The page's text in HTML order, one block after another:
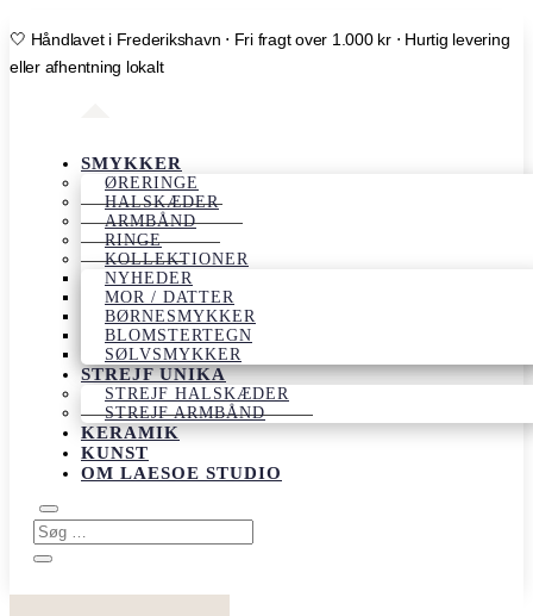
🤍 Håndlavet i Frederikshavn ⋅ Fri fragt over 1.000 kr ⋅ Hurtig levering
eller afhentning lokalt
SMYKKER
ØRERINGE
HALSKÆDER
ARMBÅND
RINGE
KOLLEKTIONER
NYHEDER
MOR / DATTER
BØRNESMYKKER
BLOMSTERTEGN
SØLVSMYKKER
STREJF UNIKA
STREJF HALSKÆDER
STREJF ARMBÅND
KERAMIK
KUNST
OM LAESOE STUDIO